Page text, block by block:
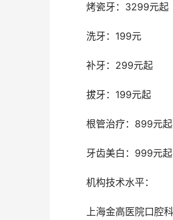
	烤瓷牙：3299元起
	洗牙：199元
	补牙：299元起
	拔牙：199元起
	根管治疗：899元起
	牙齿美白：999元起
	机构技术水平：